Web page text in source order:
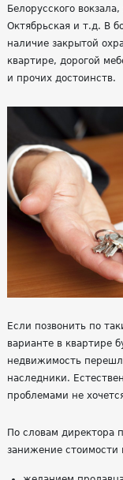
Белорусского
Октябрьская и т.д. В
наличие закрытой
квартире, дорогой
и прочих достоинств.
Если позвонить по
варианте в квартире
недвижимость
наследники.
проблемами не
По словам директора
занижение стоимости